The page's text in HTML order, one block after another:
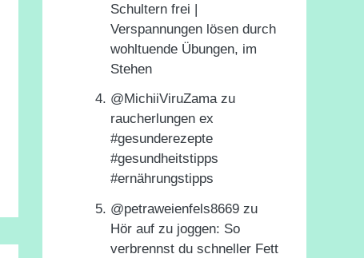
Schultern frei |
Verspannungen lösen durch
wohltuende Übungen, im
Stehen
@MichiiViruZamazu
raucherlungen ex
#gesunderezepte
#gesundheitstipps
#ernährungstipps
@petraweienfels8669 zu
Hör auf zu joggen: So
verbrennst du schneller Fett